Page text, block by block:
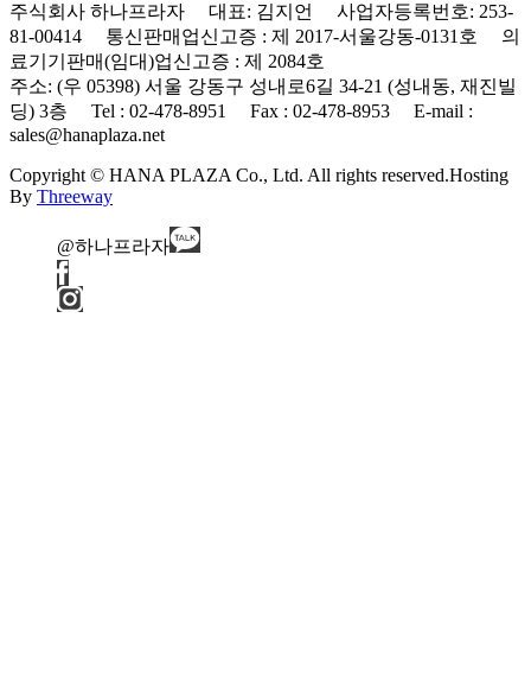
주식회사 하나프라자 대표: 김지언 사업자등록번호: 253-
81-00414 통신판매업신고증 : 제 2017-서울강동-0131호 의
료기기판매(임대)업신고증 : 제 2084호
주소: (우 05398) 서울 강동구 성내로6길 34-21 (성내동, 재진빌
딩) 3층 Tel : 02-478-8951 Fax : 02-478-8953 E-mail :
sales@hanaplaza.net
Copyright © HANA PLAZA Co., Ltd. All rights reserved.Hosting
By Threeway
@하나프라자